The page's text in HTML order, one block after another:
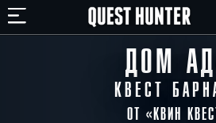
ДОМ
КВЕСТ
ОТ « КВИН